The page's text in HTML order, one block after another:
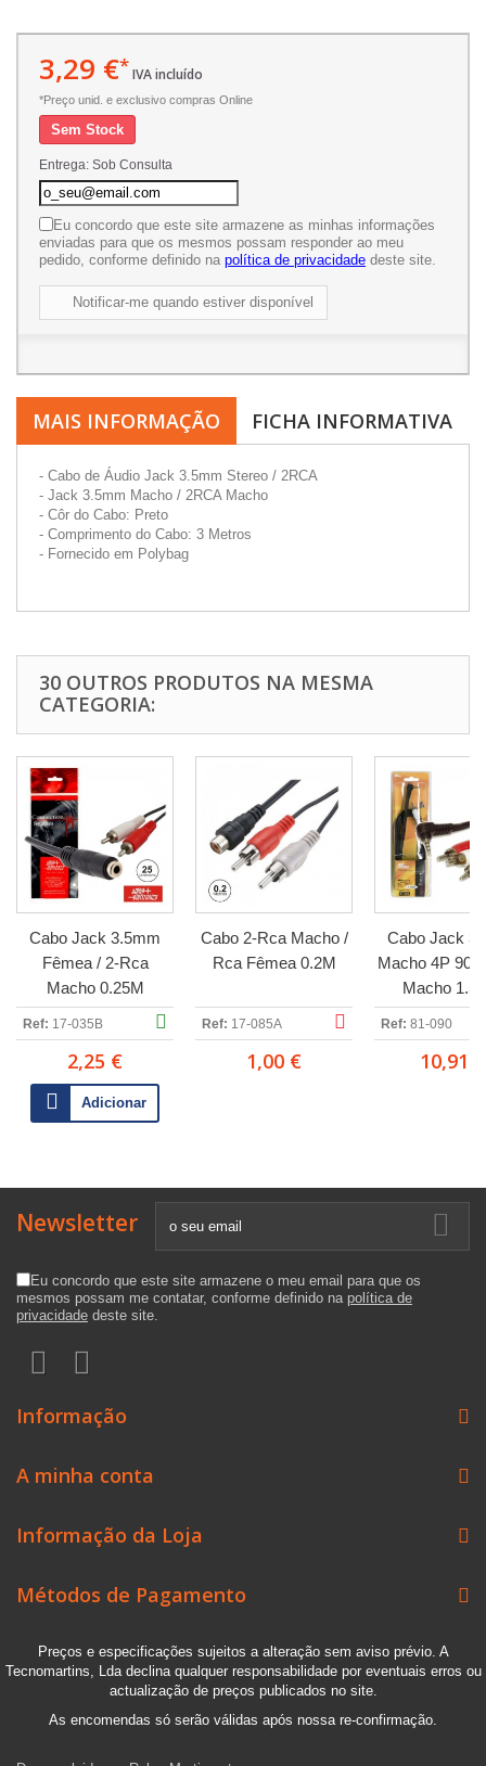
3,29 €*IVA incluído
*Preço unid. e exclusivo compras Online
Sem Stock
Entrega: Sob Consulta
Eu concordo que este site armazene as minhas informações
enviadas para que os mesmos possam responder ao meu
pedido, conforme definido na política de privacidade deste site.
Notificar-me quando estiver disponível
MAIS INFORMAÇÃO FICHA INFORMATIVA
- Cabo de Áudio Jack 3.5mm Stereo / 2RCA
- Jack 3.5mm Macho / 2RCA Macho
- Côr do Cabo: Preto
- Comprimento do Cabo: 3 Metros
- Fornecido em Polybag
30 OUTROS PRODUTOS NA MESMA
CATEGORIA:
Cabo Jack 3.5mm
Fêmea / 2-Rca
Macho 0.25M
Polybag
Ref: 17-035B
2,25 €
Adicionar
Cabo 2-Rca Macho /
Rca Fêmea 0.2M
Ref: 17-085A
1,00 €
Cabo Jack
Macho 4P 90º
Macho
Ref: 81-090
10,91 €
Newsletter
Eu concordo que este site armazene o meu email para que os
mesmos possam me contatar, conforme definido na política de
privacidade deste site.
Informação
A minha conta
Informação da Loja
Métodos de Pagamento
Preços e especificações sujeitos a alteração sem aviso prévio. A
Tecnomartins, Lda declina qualquer responsabilidade por eventuais erros ou
actualização de preços publicados no site.
As encomendas só serão válidas após nossa re-confirmação.